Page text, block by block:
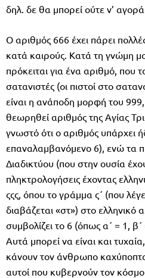
δηλ. δε θα μπορεί ούτε ν’
Ο αριθμός 666 έχει πάρει
κατά καιρούς. Κατά τη γνώμη
πρόκειται για ένα αριθμό, που
σατανιστές (οι πιστοί στο
είναι η ανάποδη μορφή του
θεωρηθεί αριθμός της Αγίας
γνωστό ότι ο αριθμός υπάρχει
επαναλαμβανόμενο 6), ενώ τα
Διαδικτύου (που στην ουσία
πληκτρολογήσεις έχοντας
ςςς, όπου το γράμμα ς΄ (που
διαβάζεται «στ») στο ελληνικό
συμβολίζει το 6 (όπως α΄ = 1, β΄
Αυτά μπορεί να είναι και
κάνουν τον άνθρωπο καχύποπτο,
αυτοί που κυβερνούν τον